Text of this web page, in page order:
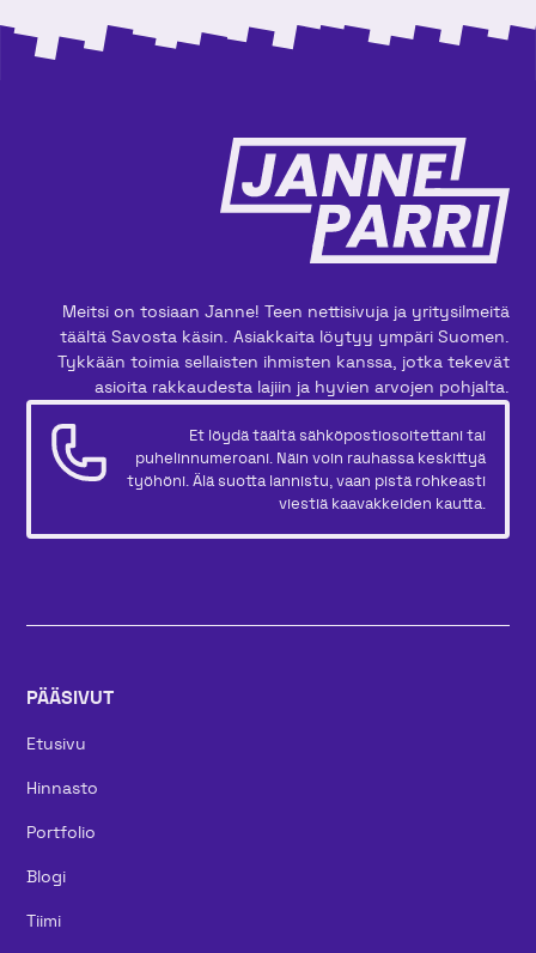
joustavampaa.
Meitsi on tosiaan Janne! Teen nettisivuja ja yritysilmeitä
täältä Savosta käsin. Asiakkaita löytyy ympäri Suomen.
Tykkään toimia sellaisten ihmisten kanssa, jotka tekevät
asioita rakkaudesta lajiin ja hyvien arvojen pohjalta.
Et löydä täältä sähköpostiosoitettani tai
puhelinnumeroani. Näin voin rauhassa keskittyä
työhöni. Älä suotta lannistu, vaan pistä rohkeasti
viestiä kaavakkeiden kautta.
PÄÄSIVUT
Etusivu
Hinnasto
Portfolio
Blogi
Tiimi